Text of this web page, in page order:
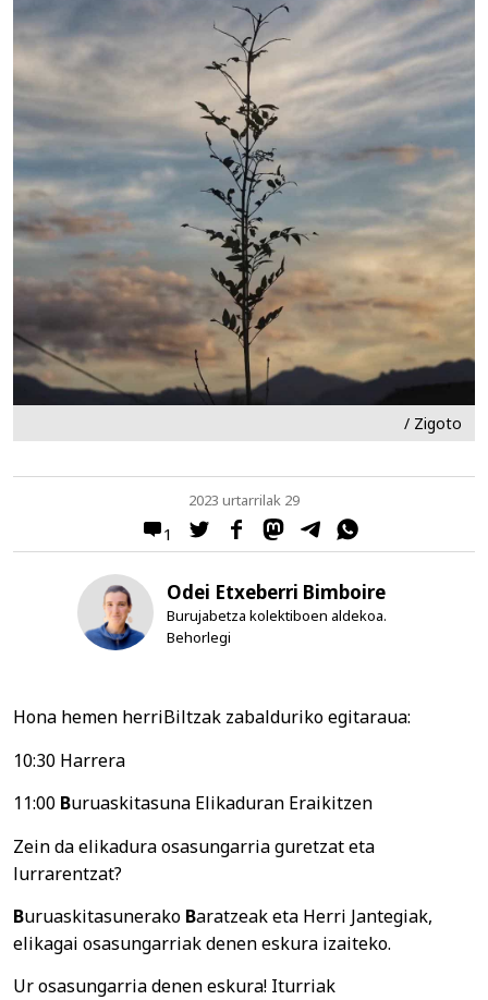
/ Zigoto
1
2023 urtarrilak 29
Odei Etxeberri Bimboire
Burujabetza kolektiboen aldekoa.
Behorlegi
Hona hemen herriBiltzak zabalduriko egitaraua:
10:30 Harrera
11:00 Buruaskitasuna Elikaduran Eraikitzen
Zein da elikadura osasungarria guretzat eta
lurrarentzat?
Buruaskitasunerako Baratzeak eta Herri Jantegiak,
elikagai osasungarriak denen eskura izaiteko.
Ur osasungarria denen eskura! Iturriak